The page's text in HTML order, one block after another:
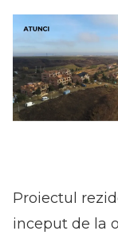
Proiectul
inceput de la